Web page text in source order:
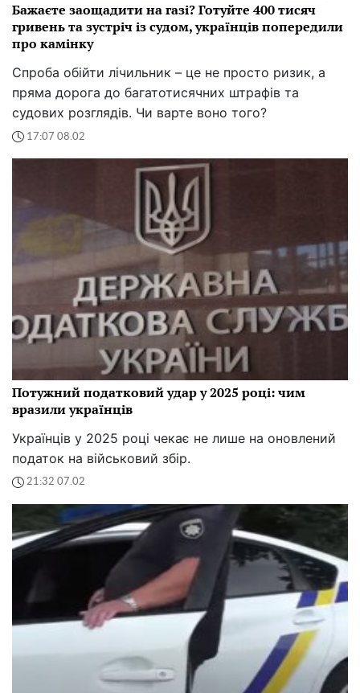
Бажаєте заощадити на газі? Готуйте 400 тисяч
гривень та зустріч із судом, українців попередили
про камінку
Спроба обійти лічильник – це не просто ризик, а
пряма дорога до багатотисячних штрафів та
судових розглядів. Чи варте воно того?
17:07 08.02
Потужний податковий удар у 2025 році: чим
вразили українців
Українців у 2025 році чекає не лише на оновлений
податок на військовий збір.
21:32 07.02